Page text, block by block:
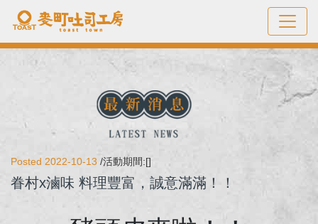
Posted 2022-10-13 /活動期間:[]
眷村x滷味 料理豐富，誠意滿滿！！